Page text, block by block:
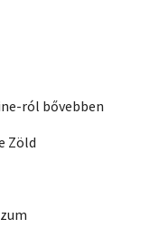
ról bővebben
Zöld